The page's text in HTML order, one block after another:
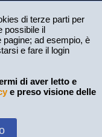
di terze parti per
possibile il
pagine; ad esempio, è
e fare il login
di aver letto e
e preso visione delle